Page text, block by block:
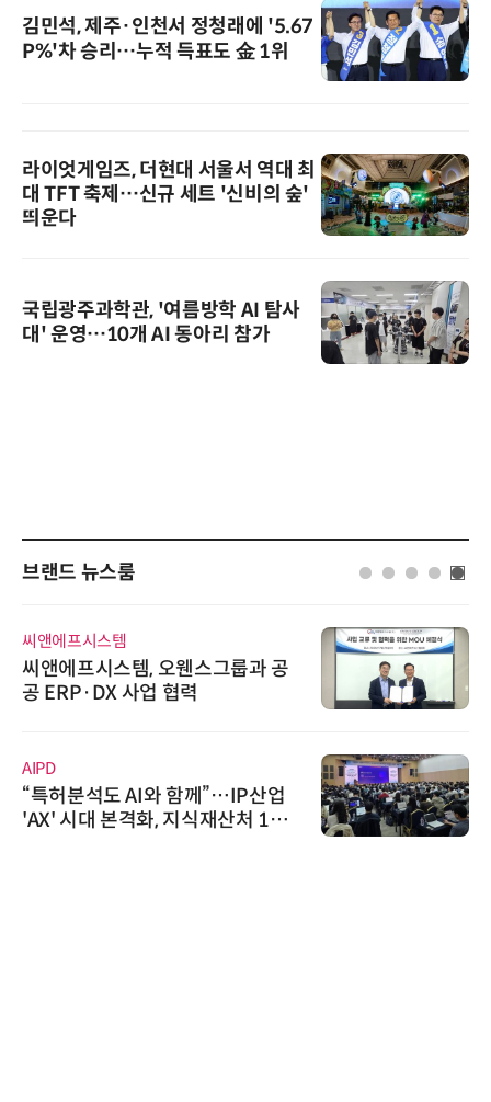
김민석, 제주·인천서 정청래에 '5.67
P%'차 승리…누적 득표도 金 1위
라이엇게임즈, 더현대 서울서 역대 최
대 TFT 축제…신규 세트 '신비의 숲'
띄운다
국립광주과학관, '여름방학 AI 탐사
대' 운영…10개 AI 동아리 참가
브랜드 뉴스룸
씨앤에프시스템
씨앤에프시스템, 오웬스그룹과 공
공 ERP·DX 사업 협력
AIPD
“특허분석도 AI와 함께”…IP산업
'AX' 시대 본격화, 지식재산처 1호